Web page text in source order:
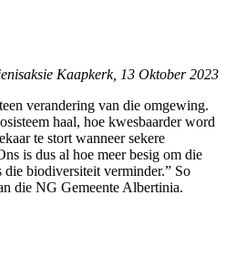
Kaapkerk, 13 Oktober 2023
verandering van die omgewing.
haal, hoe kwesbaarder word
te stort wanneer sekere
is dus al hoe meer besig om die
biodiversiteit verminder.” So
die NG Gemeente Albertinia.